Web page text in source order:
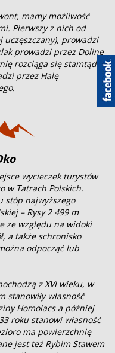
mamy możliwość
Pierwszy z nich od
uczęszczany), prowadzi
prowadzi przez Dolinę
rozciąga się stamtąd
przez Halę
wycieczek turystów
w Tatrach Polskich.
stóp najwyższego
– Rysy 2 499 m
ze względu na widoki
a także schronisko
odpocząć lub
z XVI wieku, w
stanowiły własność
Homolacs a później
roku stanowi własność
ma powierzchnię
jest też Rybim Stawem